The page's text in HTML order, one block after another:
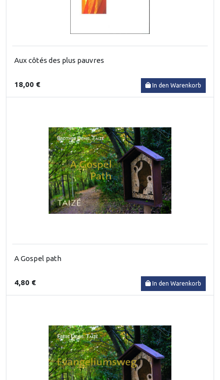
Aux côtés des plus pauvres
18,00 € In den Warenkorb
A Gospel path
4,80 € In den Warenkorb